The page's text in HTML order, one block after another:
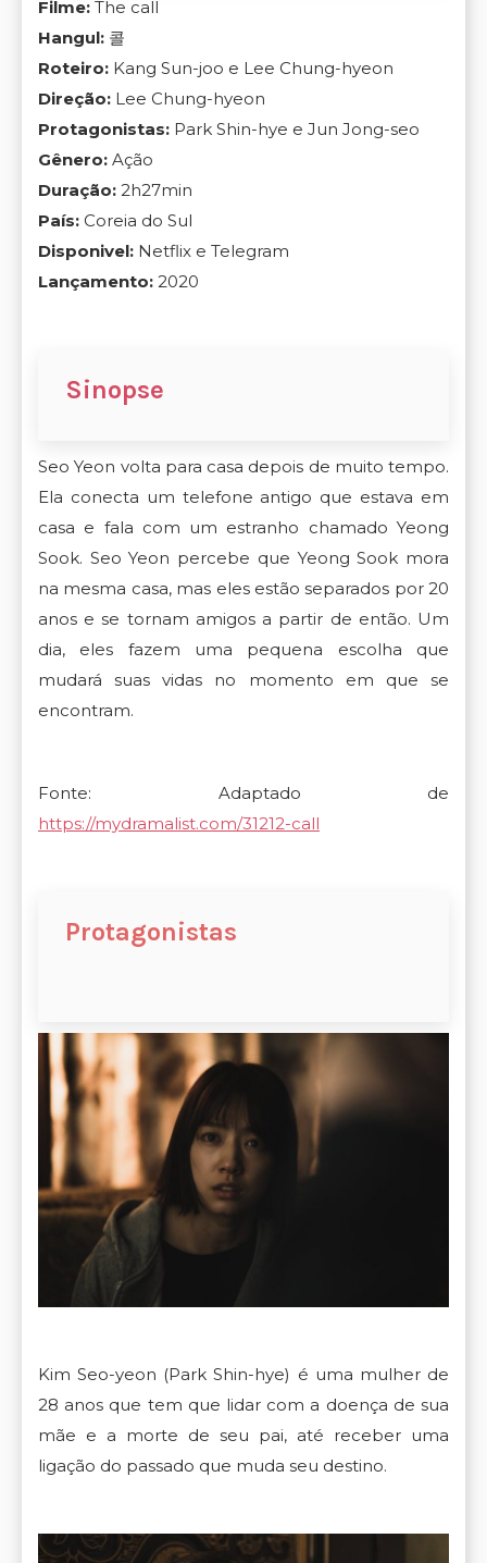
Filme: The call
Hangul: 콜
Roteiro: Kang Sun-joo e Lee Chung-hyeon
Direção: Lee Chung-hyeon
Protagonistas: Park Shin-hye e Jun Jong-seo
Gênero: Ação
Duração: 2h27min
País: Coreia do Sul
Disponivel: Netflix e Telegram
Lançamento: 2020
Sinopse
Seo Yeon volta para casa depois de muito tempo.
Ela conecta um telefone antigo que estava em
casa e fala com um estranho chamado Yeong
Sook. Seo Yeon percebe que Yeong Sook mora
na mesma casa, mas eles estão separados por 20
anos e se tornam amigos a partir de então. Um
dia, eles fazem uma pequena escolha que
mudará suas vidas no momento em que se
encontram.
Fonte: Adaptado de
https://mydramalist.com/31212-call
Protagonistas
Kim Seo-yeon (Park Shin-hye) é uma mulher de
28 anos que tem que lidar com a doença de sua
mãe e a morte de seu pai, até receber uma
ligação do passado que muda seu destino.